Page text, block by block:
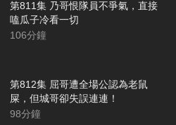
第811集 乃哥恨隊員不爭氣，直接
嗑瓜子冷看一切
106分鐘
第812集 屈哥遭全場公認為老鼠
屎，但城哥卻失誤連連！
98分鐘